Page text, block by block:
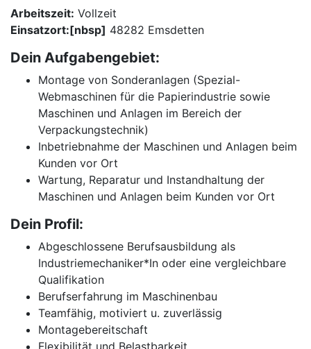
Arbeitszeit: Vollzeit
Einsatzort:[nbsp] 48282 Emsdetten
Dein Aufgabengebiet:
Montage von Sonderanlagen (Spezial-
Webmaschinen für die Papierindustrie sowie
Maschinen und Anlagen im Bereich der
Verpackungstechnik)
Inbetriebnahme der Maschinen und Anlagen beim
Kunden vor Ort
Wartung, Reparatur und Instandhaltung der
Maschinen und Anlagen beim Kunden vor Ort
Dein Profil:
Abgeschlossene Berufsausbildung als
Industriemechaniker*In oder eine vergleichbare
Qualifikation
Berufserfahrung im Maschinenbau
Teamfähig, motiviert u. zuverlässig
Montagebereitschaft
Flexibilität und Belastbarkeit